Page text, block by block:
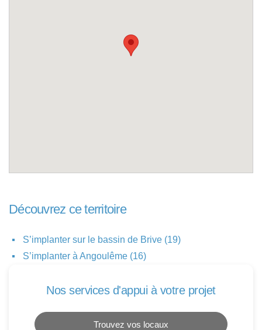
Découvrez ce territoire
S’implanter sur le bassin de Brive (19)
S’implanter à Angoulême (16)
Nos services d'appui à votre projet
Trouvez vos locaux